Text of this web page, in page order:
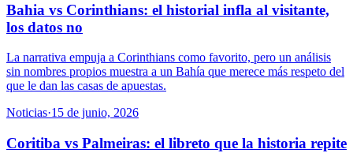
Bahia vs Corinthians: el historial infla al visitante,
los datos no
La narrativa empuja a Corinthians como favorito, pero un análisis
sin nombres propios muestra a un Bahía que merece más respeto del
que le dan las casas de apuestas.
Noticias·15 de junio, 2026
Coritiba vs Palmeiras: el libreto que la historia repite